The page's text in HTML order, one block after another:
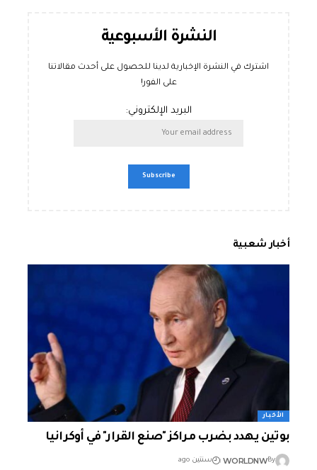
النشرة الأسبوعية
اشترك في النشرة الإخبارية لدينا للحصول على أحدث مقالاتنا
على الفور!
البريد الإلكتروني:
أخبار شعبية
الأخبار
بوتين يهدد بضرب مراكز "صنع القرار" في أوكرانيا
By
WORLDNW سنتين ago